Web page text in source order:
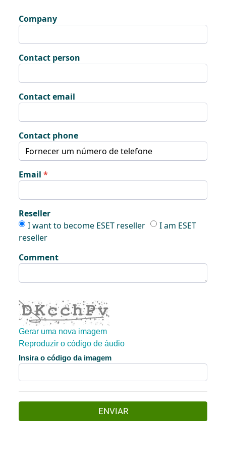
Company
Contact person
Contact email
Contact phone
Email
Reseller
Reseller
I want to become ESET reseller Reseller
I am ESET
reseller
Comment
Gerar uma nova imagem
Reproduzir o código de áudio
A nova imagem está pronta
Insira o código da imagem